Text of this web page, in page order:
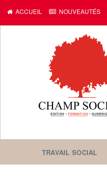
ACCUEIL NOUVEAUTÉS
TRAVAIL SOCIAL